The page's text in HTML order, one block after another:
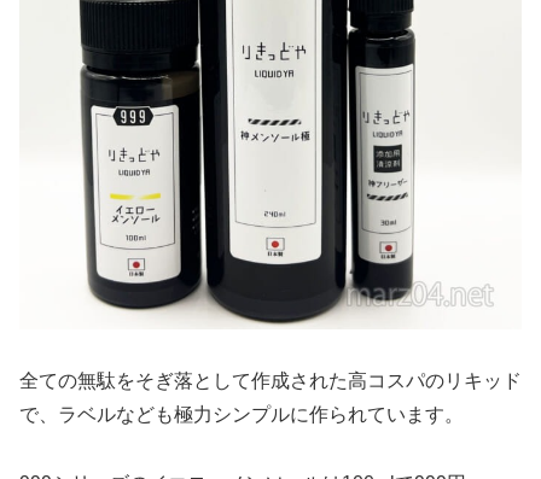
全ての無駄をそぎ落として作成された高コスパのリキッド
で、ラベルなども極力シンプルに作られています。